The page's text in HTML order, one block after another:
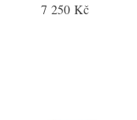
7 250 Kč